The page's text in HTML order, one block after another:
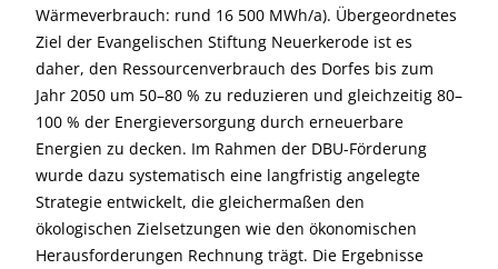
Wärmeverbrauch: rund 16 500 MWh/a). Übergeordnetes
Ziel der Evangelischen Stiftung Neuerkerode ist es
daher, den Ressourcenverbrauch des Dorfes bis zum
Jahr 2050 um 50–80 % zu reduzieren und gleichzeitig 80–
100 % der Energieversorgung durch erneuerbare
Energien zu decken. Im Rahmen der DBU-Förderung
wurde dazu systematisch eine langfristig angelegte
Strategie entwickelt, die gleichermaßen den
ökologischen Zielsetzungen wie den ökonomischen
Herausforderungen Rechnung trägt. Die Ergebnisse